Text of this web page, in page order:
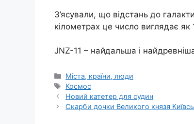
З’ясували, що відстань до
кілометрах це число виглядає як
JNZ-11 – найдальша і
Категорії
Міста, країни, люди
Позначки
Космос
Новий катетер для судин
Скарби дочки Великого князя